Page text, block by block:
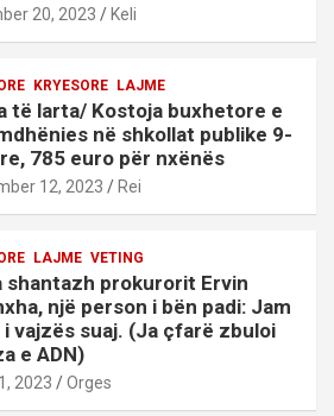
20, 2023 Keli
KRYESORE LAJME
të larta/ Kostoja buxhetore e
në shkollat publike 9-
785 euro për nxënës
12, 2023 Rei
LAJME VETING
shantazh prokurorit Ervin
një person i bën padi: Jam
i vajzës suaj. (Ja çfarë zbuloi
e ADN)
2023 Orges